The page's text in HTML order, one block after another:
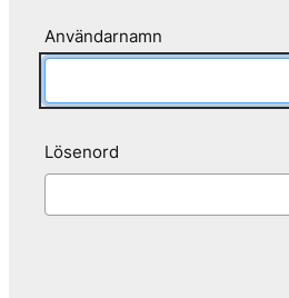
Användarnamn
Lösenord